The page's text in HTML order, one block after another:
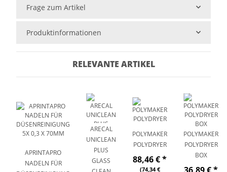
Frage zum Artikel
Produktinformationen
RELEVANTE ARTIKEL
APRINTAPRO
NADELN FÜR
ARECAL
UNICLEAN
PLUS
GLASS
POLYMAKER
POLYDRYER
88,46 €*
(74,34 €
POLYMAKER
POLYDRYER
BOX